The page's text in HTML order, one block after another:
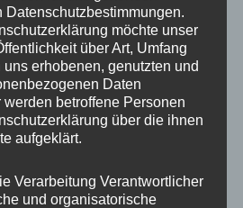
möchte unser
über Art, Umfang
erhobenen, genutzten und
Daten
betroffene Personen
über die ihnen
aufgeklärt.
Verarbeitung Verantwortlicher
und organisatorische